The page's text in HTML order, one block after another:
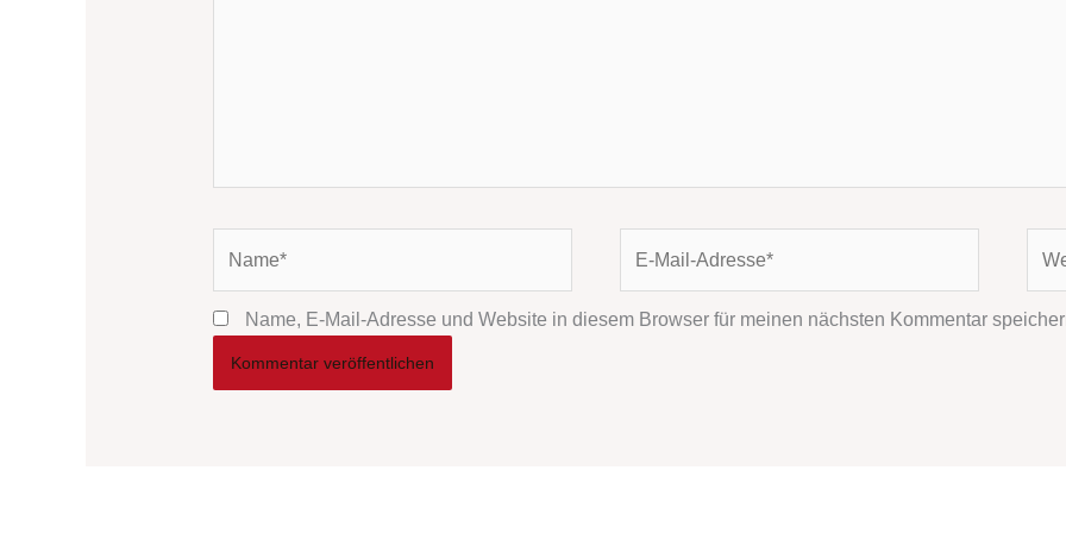
Adresse*
Name, E-Mail-Adresse und Website in diesem Browser für meinen nächsten Kommentar